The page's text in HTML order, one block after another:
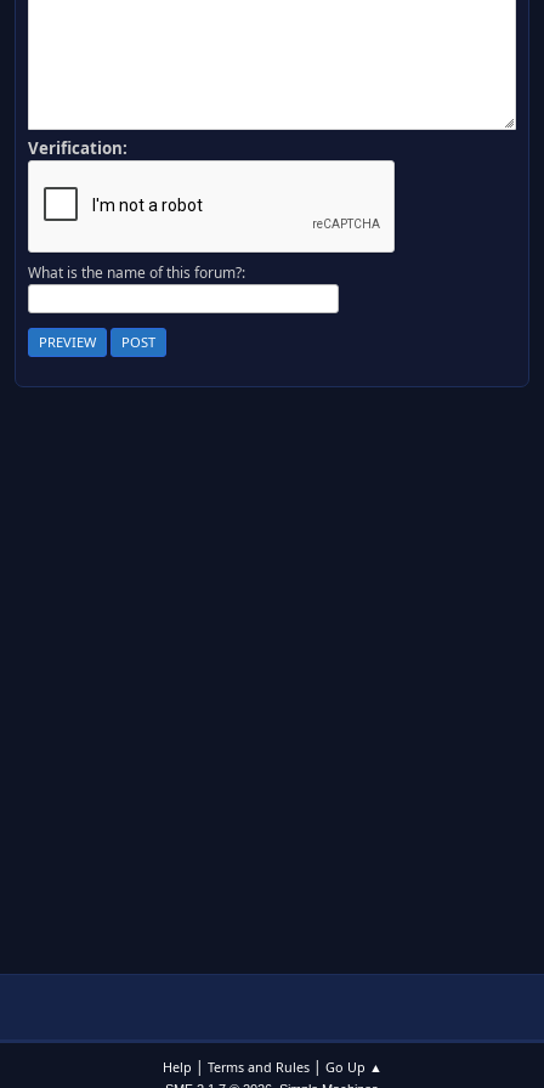
Verification:
What is the name of this forum?:
Help | Terms and Rules| Go Up ▲